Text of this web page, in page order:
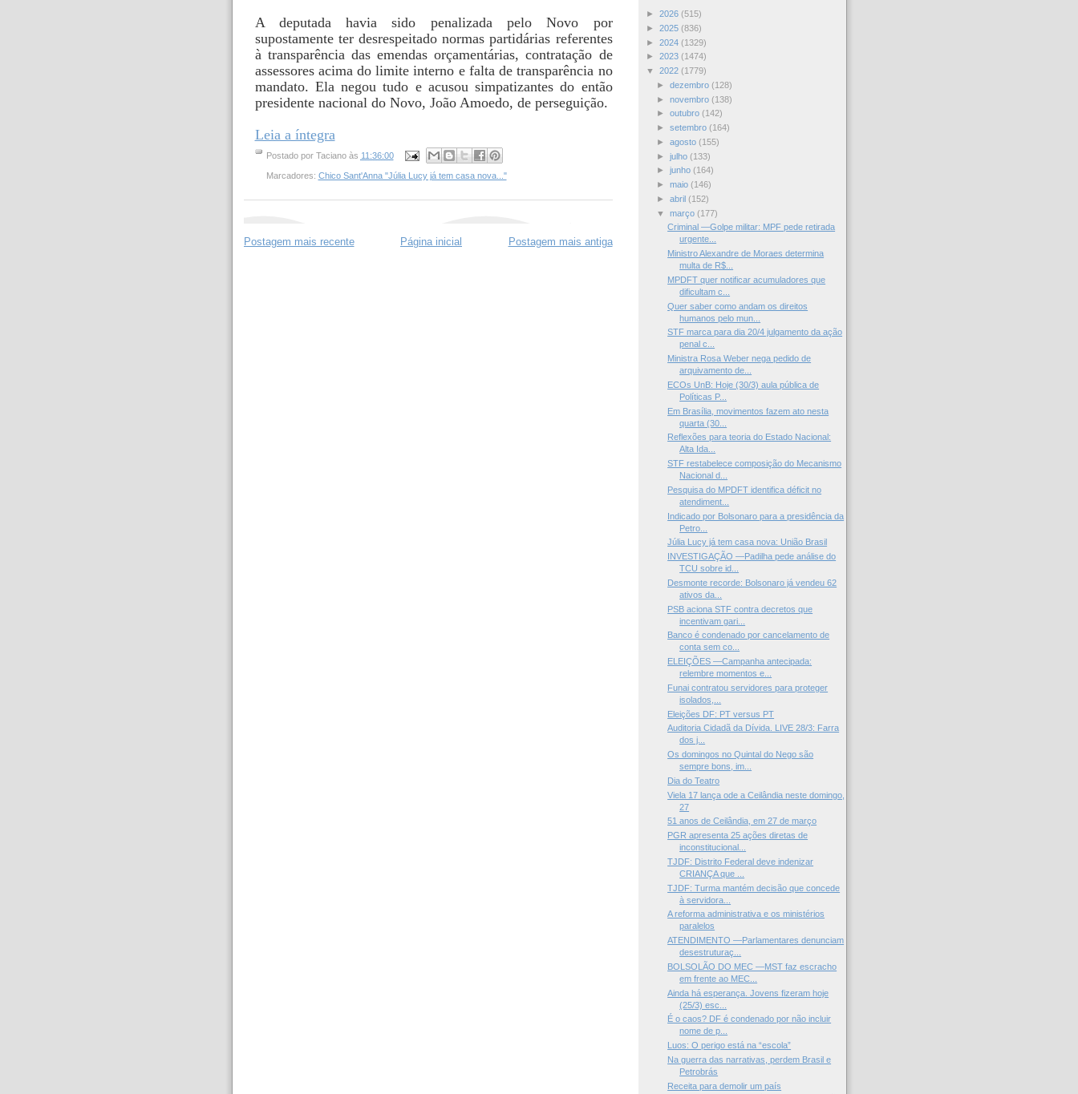
A deputada havia sido penalizada pelo Novo por
supostamente ter desrespeitado normas partidárias referentes
à transparência das emendas orçamentárias, contratação de
assessores acima do limite interno e falta de transparência no
mandato. Ela negou tudo e acusou simpatizantes do então
presidente nacional do Novo, João Amoedo, de perseguição.
Leia a íntegra
Postado por Taciano às 11:36:00
Marcadores: Chico Sant'Anna "Júlia Lucy já tem casa nova..."
Postagem mais recente Postagem mais antiga
Página inicial
► 2026 (515)
► 2025 (836)
► 2024 (1329)
► 2023 (1474)
▼ 2022 (1779)
► dezembro (128)
► novembro (138)
► outubro (142)
► setembro (164)
► agosto (155)
► julho (133)
► junho (164)
► maio (146)
► abril (152)
▼ março (177)
Criminal —Golpe militar: MPF pede retirada
urgente...
Ministro Alexandre de Moraes determina
multa de R$...
MPDFT quer notificar acumuladores que
dificultam c...
Quer saber como andam os direitos
humanos pelo mun...
STF marca para dia 20/4 julgamento da ação
penal c...
Ministra Rosa Weber nega pedido de
arquivamento de...
ECOs UnB: Hoje (30/3) aula pública de
Políticas P...
Em Brasília, movimentos fazem ato nesta
quarta (30...
Reflexões para teoria do Estado Nacional:
Alta Ida...
STF restabelece composição do Mecanismo
Nacional d...
Pesquisa do MPDFT identifica déficit no
atendiment...
Indicado por Bolsonaro para a presidência da
Petro...
Júlia Lucy já tem casa nova: União Brasil
INVESTIGAÇÃO —Padilha pede análise do
TCU sobre id...
Desmonte recorde: Bolsonaro já vendeu 62
ativos da...
PSB aciona STF contra decretos que
incentivam gari...
Banco é condenado por cancelamento de
conta sem co...
ELEIÇÕES —Campanha antecipada:
relembre momentos e...
Funai contratou servidores para proteger
isolados,...
Eleições DF: PT versus PT
Auditoria Cidadã da Dívida. LIVE 28/3: Farra
dos j...
Os domingos no Quintal do Nego são
sempre bons, im...
Dia do Teatro
Viela 17 lança ode a Ceilândia neste domingo,
27
51 anos de Ceilândia, em 27 de março
PGR apresenta 25 ações diretas de
inconstitucional...
TJDF: Distrito Federal deve indenizar
CRIANÇA que ...
TJDF: Turma mantém decisão que concede
à servidora...
A reforma administrativa e os ministérios
paralelos
ATENDIMENTO —Parlamentares denunciam
desestruturaç...
BOLSOLÃO DO MEC —MST faz escracho
em frente ao MEC...
Ainda há esperança. Jovens fizeram hoje
(25/3) esc...
É o caos? DF é condenado por não incluir
nome de p...
Luos: O perigo está na “escola”
Na guerra das narrativas, perdem Brasil e
Petrobrás
Receita para demolir um país